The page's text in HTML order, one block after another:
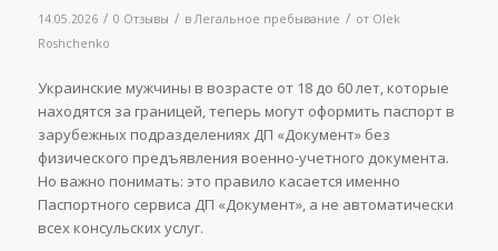
14.05.2026 / 0 Отзывы / в Легальное пребывание / от Olek
Roshchenko
Украинские мужчины в возрасте от 18 до 60 лет, которые
находятся за границей, теперь могут оформить паспорт в
зарубежных подразделениях ДП «Документ» без
физического предъявления военно-учетного документа.
Но важно понимать: это правило касается именно
Паспортного сервиса ДП «Документ», а не автоматически
всех консульских услуг.